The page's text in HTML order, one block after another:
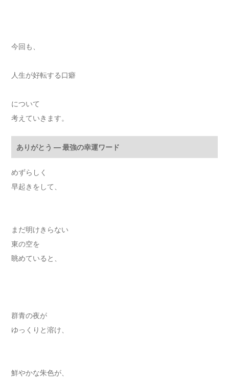
今回も、
人生が好転する口癖
について
考えていきます。
ありがとう ― 最強の幸運ワード
めずらしく
早起きをして、
まだ明けきらない
東の空を
眺めていると、
群青の夜が
ゆっくりと溶け、
鮮やかな朱色が、